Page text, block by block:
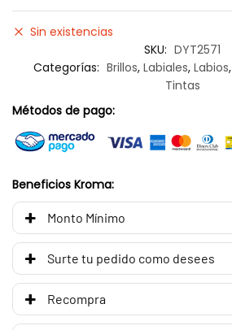
Sin existencias
SKU: DYT2571
Categorías: Brillos, Labiales, Labios,
Tintas
Métodos de pago:
Beneficios Kroma:
Monto Mínimo
Surte tu pedido como desees
Recompra